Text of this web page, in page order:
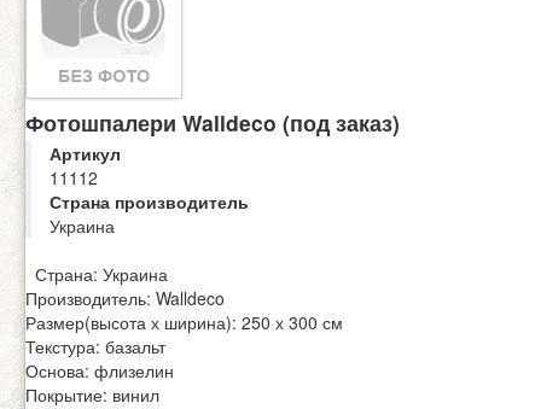
Фотошпалери Walldeco (под заказ)
Артикул
11112
Страна производитель
Украина
Страна: Украина
Производитель: Walldeco
Размер(высота х ширина): 250 х 300 см
Текстура: базальт
Основа: флизелин
Покрытие: винил